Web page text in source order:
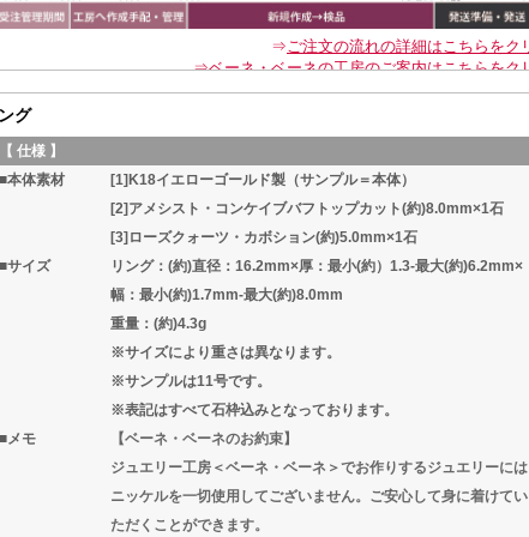
グ
【 仕様 】
■本体素材
[1]K18イエローゴールド製（サンプル＝本体）
[2]アメシスト・コンケイブバフトップカット(約)8.0mm×1石
[3]ローズクォーツ・カボション(約)5.0mm×1石
■サイズ
リング：(約)直径：16.2mm×厚：最小(約）1.3-最大(約)6.2mm×
幅：最小(約)1.7mm-最大(約)8.0mm
重量：(約)4.3g
※サイズにより重さは異なります。
※サンプルは11号です。
※表記はすべて石枠込みとなっております。
■メモ
【ベーネ・ベーネのお約束】
ジュエリー工房＜ベーネ・ベーネ＞でお作りするジュエリーには
ニッケルを一切使用してございません。ご安心して身に着けてい
ただくことができます。